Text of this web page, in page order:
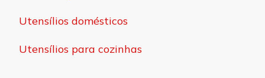
Utensílios domésticos
Utensílios para cozinhas